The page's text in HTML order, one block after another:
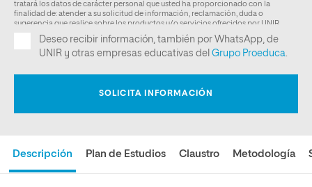
Descripción Plan de Estudios Claustro Metodología